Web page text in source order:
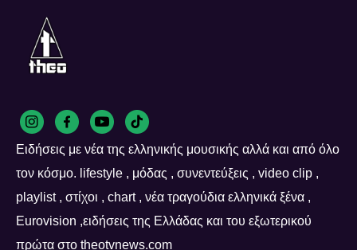
Ειδήσεις με νέα της ελληνικής μουσικής αλλά και από όλο
τον κόσμο. lifestyle , μόδας , συνεντεύξεις , video clip ,
playlist , στίχοι , chart , νέα τραγούδια ελληνικά ξένα ,
Eurovision ,ειδήσεις της Ελλάδας και του εξωτερικού
πρώτα στο theotvnews.com